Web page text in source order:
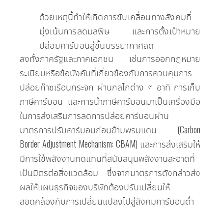
ด้วยเหตุนี้ทำให้เกิดการขับเคลื่อนทางสังคมที่
มุ่งเน้นการลดมลพิษ และการตั้งเป้าหมาย
ปล่อยคาร์บอนสู่ชั้นบรรยากาศลด
ลงทั้งภาครัฐและภาคเอกชน เช่นการออกกฎหมาย
ระเบียบหรือข้อบังคับที่เกี่ยวข้องกับการควบคุมการ
ปล่อยก๊าซเรือนกระจก ผ่านกลไกต่าง ๆ อาทิ การเก็บ
ภาษีคาร์บอน และการนำภาษีคาร์บอนมาเป็นเครื่องมือ
ในการส่งเสริมการลดการปล่อยคาร์บอนผ่าน
มาตรการปรับคาร์บอนก่อนข้ามพรมแดน (Carbon
Border Adjustment Mechanism: CBAM) และการส่งเสริมให้
มีการใช้พลังงานทดแทนที่สนับสนุนพลังงานสะอาดที่
เป็นมิตรต่อสิ่งแวดล้อม ซึ่งจากมาตรการดังกล่าวส่ง
ผลให้แผนธุรกิจของบริษัทต้องปรับเปลี่ยนให้
สอดคล้องกับการเปลี่ยนแปลงไปสู่สังคมคาร์บอนต่ำ